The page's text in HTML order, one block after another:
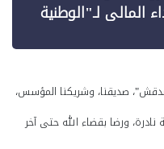
لـ"الوطنية
صديقنا، وشريكنا المؤسس،
ورضا بقضاء الله حتى آخر